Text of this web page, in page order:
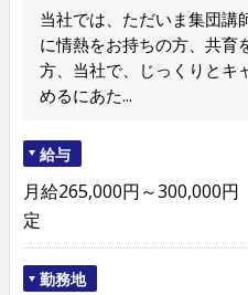
当社では、ただいま集団講
に情熱をお持ちの方、共育
方、当社で、じっくりとキ
めるにあた...
給与
月給265,000円～300,000
定
勤務地